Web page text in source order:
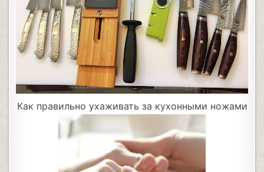
Как правильно ухаживать за кухонными ножами